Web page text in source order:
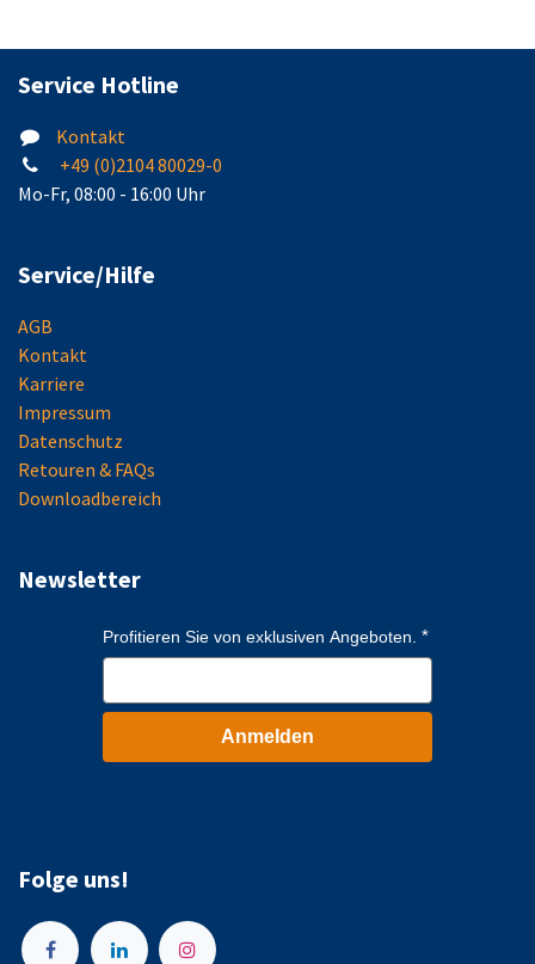
Service Hotline
Kontakt
+49 (0)2104 80029-0
Mo-Fr, 08:00 - 16:00 Uhr
Service/Hilfe
AGB
Kontakt
Karriere
Impressum
Datenschutz
Retouren & FAQs
Downloadbereich
Newsletter
Profitieren Sie von exklusiven Angeboten.
Anmelden
Folge uns!